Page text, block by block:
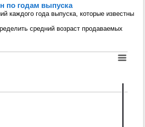
по годам выпуска
каждого года выпуска, которые известны
средний возраст продаваемых